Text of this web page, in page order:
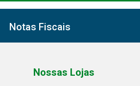
Notas Fiscais
Nossas Lojas